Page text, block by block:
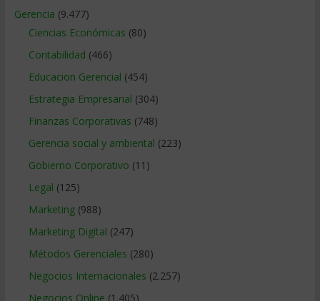
Gerencia (9.477)
Ciencias Económicas (80)
Contabilidad (466)
Educacion Gerencial (454)
Estrategia Empresarial (304)
Finanzas Corporativas (748)
Gerencia social y ambiental (223)
Gobierno Corporativo (11)
Legal (125)
Marketing(988)
Marketing Digital (247)
Métodos Gerenciales (280)
Negocios Internacionales (2.257)
Negocios Online (1.405)